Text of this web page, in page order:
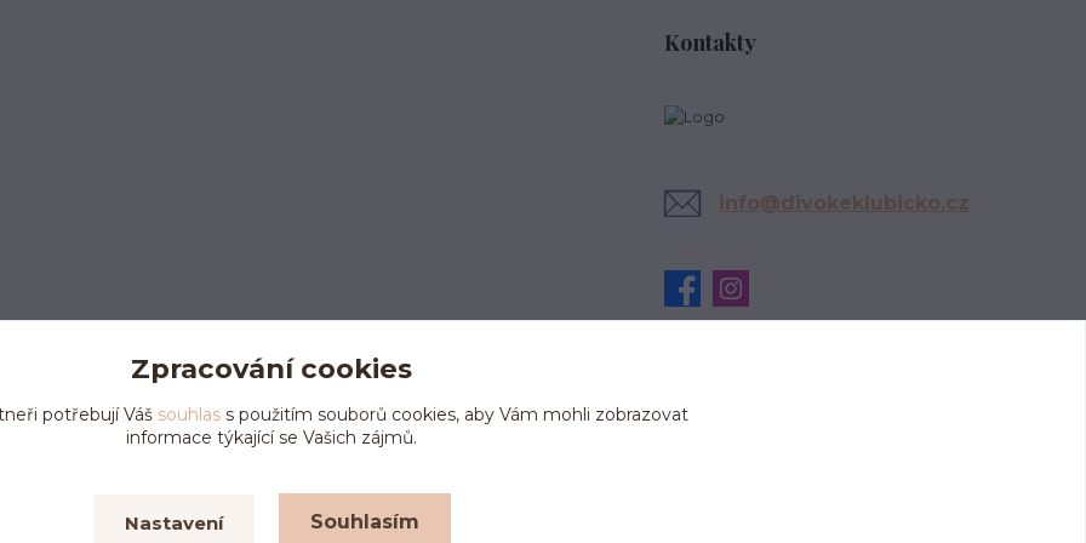
Kontakty
info@divokeklubicko.cz
Zpracování cookies
potřebují Váš souhlass použitím souborů cookies, aby Vám mohli zobrazovat
informace týkající se Vašich zájmů.
Nastavení Souhlasím